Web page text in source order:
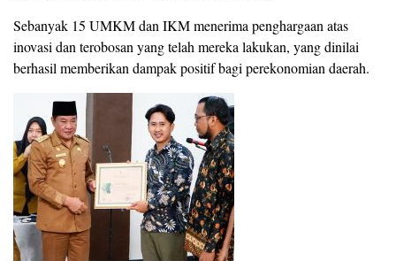
Sebanyak 15 UMKM dan IKM menerima penghargaan atas
inovasi dan terobosan yang telah mereka lakukan, yang dinilai
berhasil memberikan dampak positif bagi perekonomian daerah.